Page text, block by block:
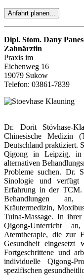
Anfahrt planen...
Dipl. Stom. Dany
Zahnärztin
Praxis im
Eichenweg 16
19079 Sukow
Telefon: 03861-7839
Dr. Dorit Stövhase-
Chinesische Medizin
Deutschland praktiziert.
Qigong in Leipzig, in
alternativen
Probleme suchen. Dr.
Sinologie und verfügt
Erfahrung in der
Behandlungen an,
Kräutermedizin,
Tuina-Massage. In
Qigong-Unterricht
Atemtherapie, die zur
Gesundheit
Fortgeschrittene und
individuelle Qigong-
spezifischen